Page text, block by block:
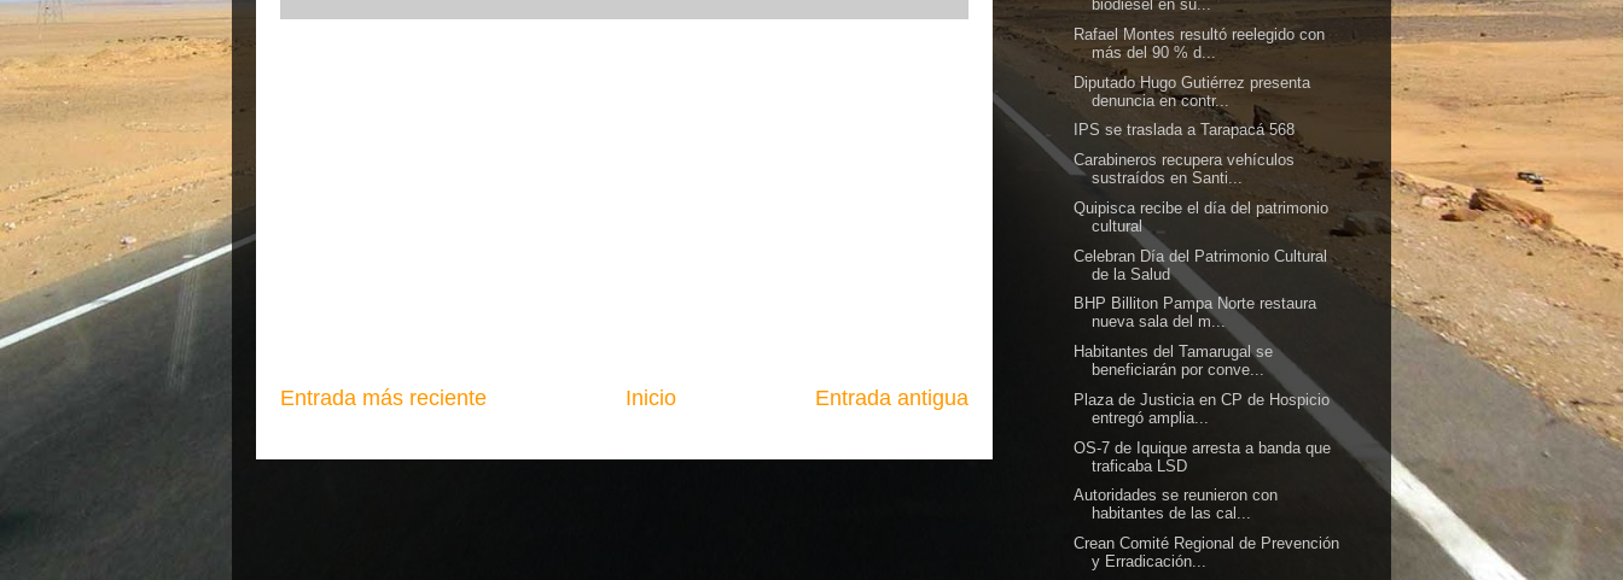
Entrada más reciente Entrada antigua
Inicio
biodiésel en su...
Rafael Montes resultó reelegido con
más del 90 % d...
Diputado Hugo Gutiérrez presenta
denuncia en contr...
IPS se traslada a Tarapacá 568
Carabineros recupera vehículos
sustraídos en Santi...
Quipisca recibe el día del patrimonio
cultural
Celebran Día del Patrimonio Cultural
de la Salud
BHP Billiton Pampa Norte restaura
nueva sala del m...
Habitantes del Tamarugal se
beneficiarán por conve...
Plaza de Justicia en CP de Hospicio
entregó amplia...
OS-7 de Iquique arresta a banda que
traficaba LSD
Autoridades se reunieron con
habitantes de las cal...
Crean Comité Regional de Prevención
y Erradicación...